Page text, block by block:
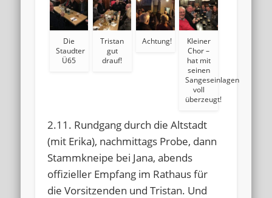
Die
Staudter
Ü65
Tristan
gut
drauf!
Achtung!
Kleiner
Chor –
hat mit
seinen
Sangeseinlagen
voll
überzeugt!
2.11. Rundgang durch die Altstadt
(mit Erika), nachmittags Probe, dann
Stammkneipe bei Jana, abends
offizieller Empfang im Rathaus für
die Vorsitzenden und Tristan. Und